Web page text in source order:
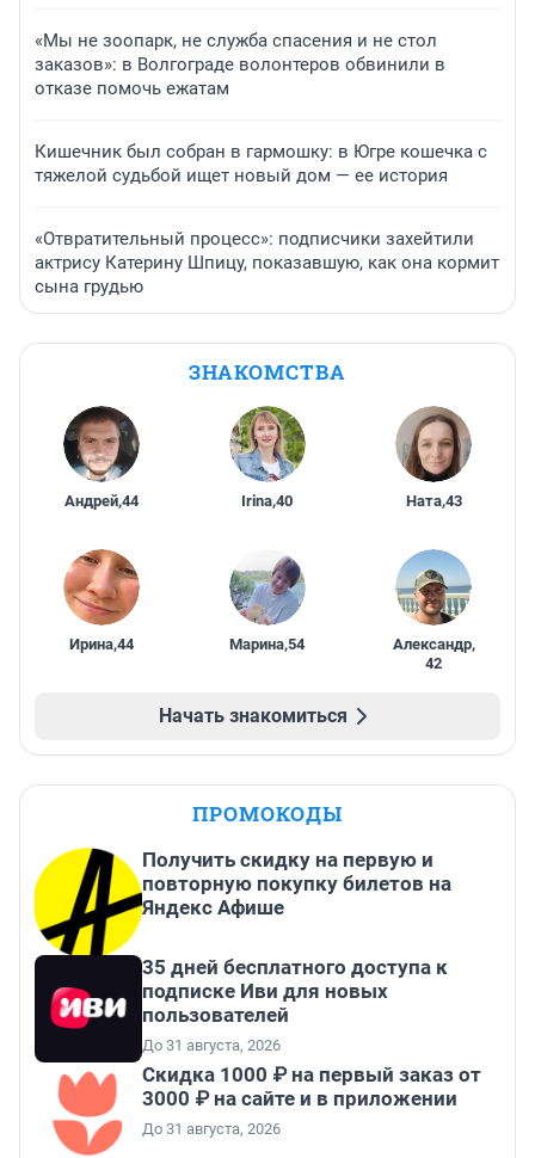
«Мы не зоопарк, не служба спасения и не стол
заказов»: в Волгограде волонтеров обвинили в
отказе помочь ежатам
Кишечник был собран в гармошку: в Югре кошечка с
тяжелой судьбой ищет новый дом — ее история
«Отвратительный процесс»: подписчики захейтили
актрису Катерину Шпицу, показавшую, как она кормит
сына грудью
ЗНАКОМСТВА
Андрей,44 Irina,40 Ната,43
Ирина,44 Марина,54 Александр,
42
Начать знакомиться
ПРОМОКОДЫ
Получить скидку на первую и
повторную покупку билетов на
Яндекс Афише
35 дней бесплатного доступа к
подписке Иви для новых
пользователей
До 31 августа, 2026
Скидка 1000 ₽ на первый заказ от
3000 ₽ на сайте и в приложении
До 31 августа, 2026